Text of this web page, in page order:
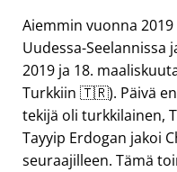
Aiemmin vuonna
Uudessa-Seelannissa
2019 ja 18.
Turkkiin 🇹🇷). Päivä
tekijä oli turkkilainen,
Tayyip Erdogan jakoi
seuraajilleen. Tämä